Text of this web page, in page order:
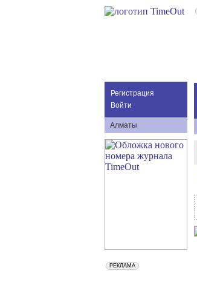
Регистрация
Войти
Алматы